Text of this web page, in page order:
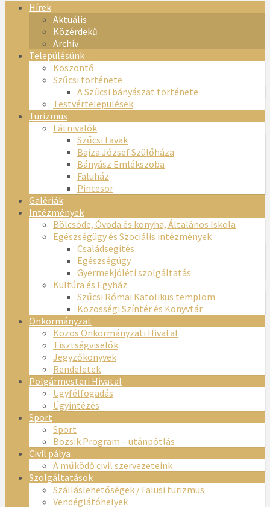
Hírek
Aktuális
Közérdekű
Archív
Településünk
Köszöntő
Szűcsi története
A Szűcsi bányászat története
Testvértelepülések
Turizmus
Látnivalók
Szűcsi tavak
Bajza József Szülőháza
Bányász Emlékszoba
Faluház
Pincesor
Galériák
Intézmények
Bölcsőde, Óvoda és konyha, Általános Iskola
Egészségügy és Szociális intézmények
Családsegítés
Egészségügy
Gyermekjóléti szolgáltatás
Kultúra és Egyház
Szűcsi Római Katolikus templom
Közösségi Színtér és Könyvtár
Önkormányzat
Közös Önkormányzati Hivatal
Tisztségviselők
Jegyzőkönyvek
Rendeletek
Polgármesteri Hivatal
Ügyfélfogadás
Ügyintézés
Sport
Sport
Bozsik Program – utánpótlás
Civil pálya
A működő civil szervezeteink
Szolgáltatások
Szálláslehetőségek / Falusi turizmus
Vendéglátóhelyek